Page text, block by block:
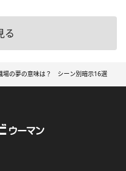
る
場の夢の意味は？ シーン別暗示16選